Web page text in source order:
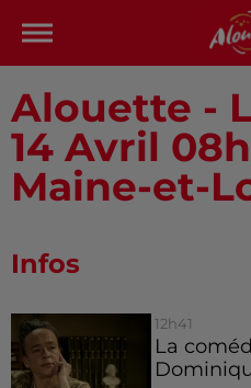
Alouette -
14 Avril
Maine-et-
Infos
12h41
La